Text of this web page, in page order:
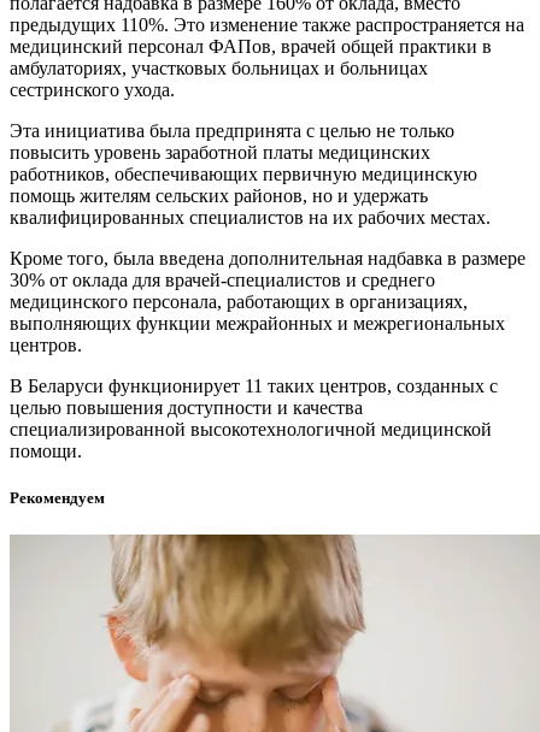
предыдущих 110%. Это изменение также распространяется на
медицинский персонал ФАПов, врачей общей практики в
амбулаториях, участковых больницах и больницах
сестринского ухода.
Эта инициатива была предпринята с целью не только
повысить уровень заработной платы медицинских
работников, обеспечивающих первичную медицинскую
помощь жителям сельских районов, но и удержать
квалифицированных специалистов на их рабочих местах.
Кроме того, была введена дополнительная надбавка в размере
30% от оклада для врачей-специалистов и среднего
медицинского персонала, работающих в организациях,
выполняющих функции межрайонных и межрегиональных
центров.
В Беларуси функционирует 11 таких центров, созданных с
целью повышения доступности и качества
специализированной высокотехнологичной медицинской
помощи.
Рекомендуем